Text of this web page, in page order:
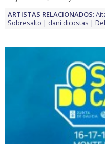
ARTISTAS RELACIONADOS:
Sobresalto
dani dicostas